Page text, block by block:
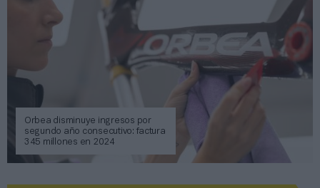
Orbea disminuye ingresos por
segundo año consecutivo: factura
345 millones en 2024